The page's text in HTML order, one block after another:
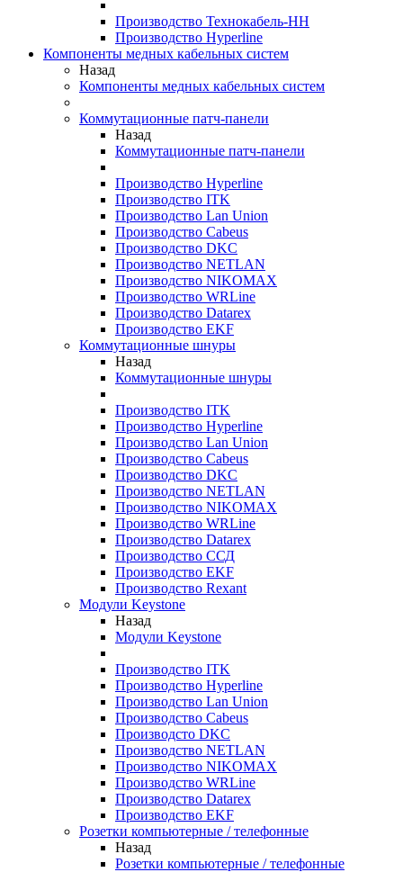
Производство Технокабель-НН
Производство Hyperline
Компоненты медных кабельных систем
Назад
Компоненты медных кабельных систем
Коммутационные патч-панели
Назад
Коммутационные патч-панели
Производство Hyperline
Производство ITK
Производство Lan Union
Производство Cabeus
Производство DKC
Производство NETLAN
Производство NIKOMAX
Производство WRLine
Производство Datarex
Производство EKF
Коммутационные шнуры
Назад
Коммутационные шнуры
Производство ITK
Производство Hyperline
Производство Lan Union
Производство Cabeus
Производство DKC
Производство NETLAN
Производство NIKOMAX
Производство WRLine
Производство Datarex
Производство ССД
Производство EKF
Производство Rexant
Модули Keystone
Назад
Модули Keystone
Производство ITK
Производство Hyperline
Производство Lan Union
Производство Cabeus
Производсто DKC
Производство NETLAN
Производство NIKOMAX
Производство WRLine
Производство Datarex
Производство EKF
Розетки компьютерные / телефонные
Назад
Розетки компьютерные / телефонные